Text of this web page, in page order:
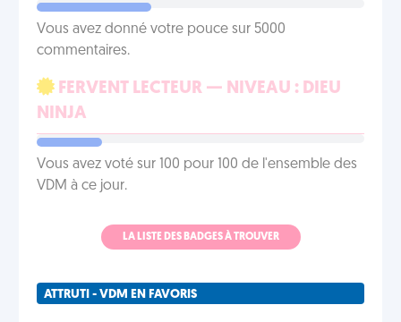
Vous avez donné votre pouce sur 5000
commentaires.
FERVENT LECTEUR — NIVEAU : DIEU
NINJA
Vous avez voté sur 100 pour 100 de l'ensemble des
VDM à ce jour.
LA LISTE DES BADGES À TROUVER
ATTRUTI - VDM EN FAVORIS